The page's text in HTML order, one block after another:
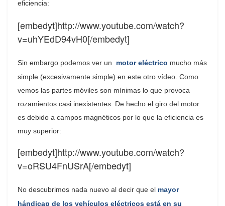
eficiencia:
[embedyt]http://www.youtube.com/watch?
v=uhYEdD94vH0[/embedyt]
Sin embargo podemos ver un motor eléctrico mucho más
simple (excesivamente simple) en este otro vídeo. Como
vemos las partes móviles son mínimas lo que provoca
rozamientos casi inexistentes. De hecho el giro del motor
es debido a campos magnéticos por lo que la eficiencia es
muy superior:
[embedyt]http://www.youtube.com/watch?
v=oRSU4FnUSrA[/embedyt]
No descubrimos nada nuevo al decir que el mayor
hándicap de los vehículos eléctricos está en su